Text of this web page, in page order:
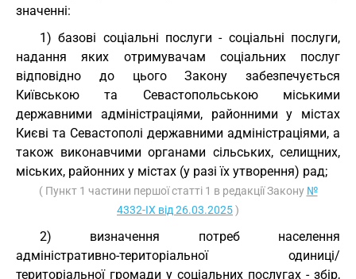
значенні:
1) базові соціальні послуги - соціальні послуги,
надання яких отримувачам соціальних послуг
відповідно до цього Закону забезпечується
Київською та Севастопольською міськими
державними адміністраціями, районними у містах
Києві та Севастополі державними адміністраціями, а
також виконавчими органами сільських, селищних,
міських, районних у містах (у разі їх утворення) рад;
( Пункт 1 частини першої статті 1 в редакції Закону №
4332-IX від 26.03.2025)
2) визначення потреб населення
адміністративно-територіальної одиниці/
територіальної громади у соціальних послугах - збір,